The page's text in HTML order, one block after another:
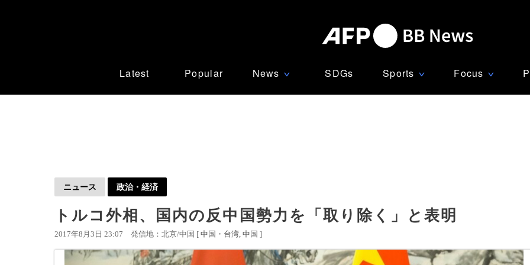
Latest Popular News ∨ SDGs Sports ∨ Focus ∨
ニュース 政治・経済
トルコ外相、国内の反中国勢力を「取り除く」と表明
2017年8月3日 23:07 発信地：北京/中国 [ 中国・台湾 中国 ]